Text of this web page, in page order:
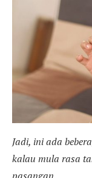
Jadi, ini ada
kalau mula rasa